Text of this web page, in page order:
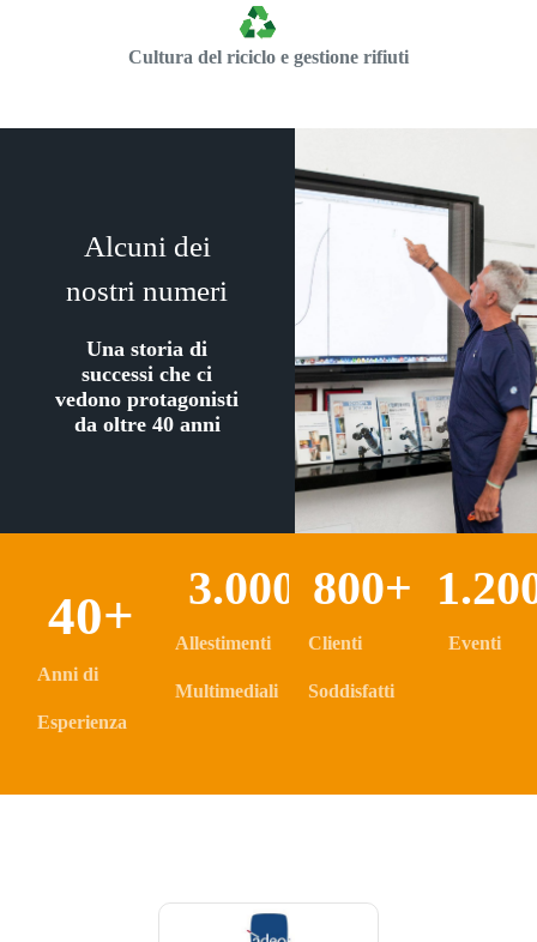
Cultura del riciclo e gestione rifiuti
Alcuni dei
nostri numeri
Una storia di
successi che ci
vedono protagonisti
da oltre 40 anni
Anni di
Esperienza
40+ Allestimenti
Multimediali
3.000 +
Clienti
Soddisfatti
800+
Eventi